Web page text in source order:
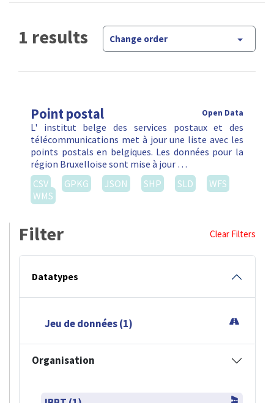
1 results Change order
Point postal Open Data
L' institut belge des services postaux et des
télécommunications met à jour une liste avec les
points postals en belgiques. Les données pour la
région Bruxelloise sont mise à jour …
CSV
GPKG JSON SHP SLD
WFS
WMS
Filter Clear Filters
Datatypes
Jeu de données (1)
Organisation